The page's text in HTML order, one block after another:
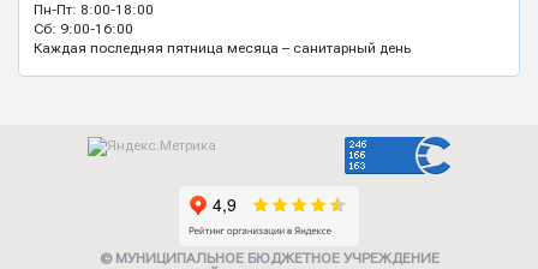
Пн-Пт: 8:00-18:00
Сб: 9:00-16:00
Каждая последняя пятница месяца – санитарный день
© МУНИЦИПАЛЬНОЕ БЮДЖЕТНОЕ УЧРЕЖДЕНИЕ